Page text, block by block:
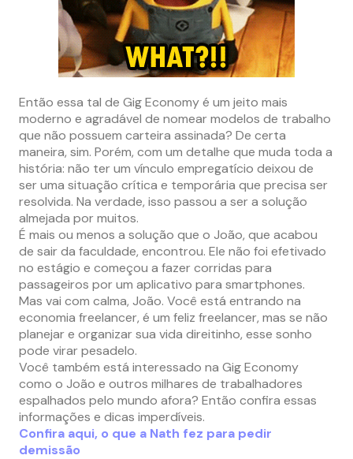
Então essa tal de Gig Economy é um jeito mais
moderno e agradável de nomear modelos de trabalho
que não possuem carteira assinada? De certa
maneira, sim. Porém, com um detalhe que muda toda a
história: não ter um vínculo empregatício deixou de
ser uma situação crítica e temporária que precisa ser
resolvida. Na verdade, isso passou a ser a solução
almejada por muitos.
É mais ou menos a solução que o João, que acabou
de sair da faculdade, encontrou. Ele não foi efetivado
no estágio e começou a fazer corridas para
passageiros por um aplicativo para smartphones.
Mas vai com calma, João. Você está entrando na
economia freelancer, é um feliz freelancer, mas se não
planejar e organizar sua vida direitinho, esse sonho
pode virar pesadelo.
Você também está interessado na Gig Economy
como o João e outros milhares de trabalhadores
espalhados pelo mundo afora? Então confira essas
informações e dicas imperdíveis.
Confira aqui, o que a Nath fez para pedir
demissão